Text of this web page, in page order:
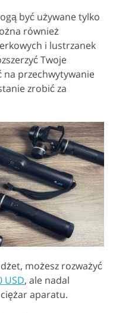
być używane tylko
również
i lustrzanek
Twoje
przechwytywanie
zrobić za
możesz rozważyć
USD, ale nadal
aparatu.